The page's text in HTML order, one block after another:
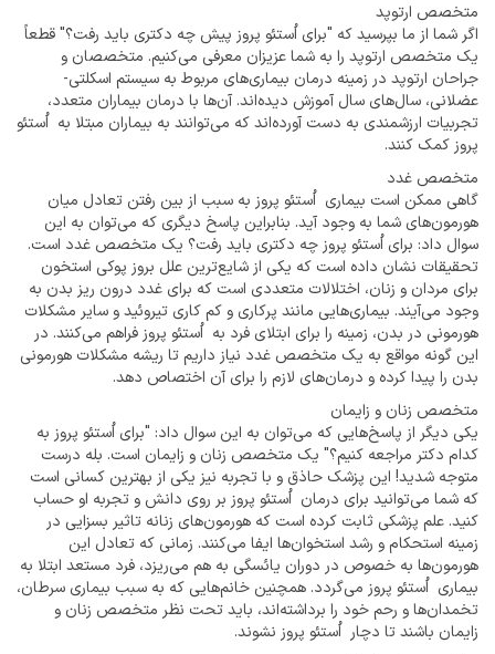
متخصص ارتوپد
اگر شما از ما بپرسید که "برای اُستئو پروز پیش چه دکتری باید رفت؟" قطعاً
یک متخصص ارتوپد را به شما عزیزان معرفی می‌کنیم. متخصصان و
جراحان ارتوپد در زمینه درمان بیماری‌های مربوط به سیستم اسکلتی-
عضلانی، سال‌های سال آموزش دیده‌اند. آن‌ها با درمان بیماران متعدد،
تجربیات ارزشمندی به دست آورده‌اند که می‌توانند به بیماران مبتلا به اُستئو
پروز کمک کنند.
متخصص غدد
گاهی ممکن است بیماری اُستئو پروز به سبب از بین رفتن تعادل میان
هورمون‌های شما به وجود آید. بنابراین پاسخ دیگری که می‌توان به این
سوال داد: برای اُستئو پروز چه دکتری باید رفت؟ یک متخصص غدد است.‌
تحقیقات نشان داده است که یکی از شایع‌ترین علل بروز پوکی استخون
برای مردان و زنان، اختلالات متعددی است که برای غدد درون ریز بدن به
وجود می‌آیند. بیماری‌هایی مانند پرکاری و کم کاری تیروئید و سایر مشکلات
هورمونی در بدن، زمینه را برای ابتلای فرد به اُستئو پروز فراهم می‌کنند. در
این گونه مواقع به یک متخصص غدد نیاز داریم تا ریشه مشکلات هورمونی
بدن را پیدا کرده و درمان‌های لازم را برای آن اختصاص دهد.
متخصص زنان و زایمان
یکی دیگر از پاسخ‌هایی که می‌توان به این سوال داد: "برای اُستئو پروز به
کدام دکتر مراجعه کنیم؟" یک متخصص زنان و زایمان است. بله درست
متوجه شدید! این پزشک حاذق و با تجربه نیز یکی از بهترین کسانی است
که شما می‌توانید برای درمان اُستئو پروز بر روی دانش و تجربه او حساب
کنید. علم پزشکی ثابت کرده است که هورمون‌های زنانه تاثیر بسزایی در
زمینه استحکام و رشد استخوان‌ها ایفا می‌کنند. زمانی که تعادل این
هورمون‌ها به خصوص در دوران یائسگی به هم می‌ریزد، فرد مستعد ابتلا به
بیماری اُستئو پروز می‌گردد. همچنین خانم‌هایی که به سبب بیماری سرطان،
تخمدان‌ها و رحم خود را برداشته‌اند، باید تحت نظر متخصص زنان و
زایمان باشند تا دچار اُستئو پروز نشوند.